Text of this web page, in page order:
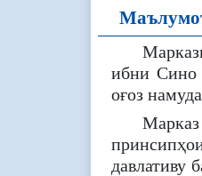
ибни Сино
оғоз
давлативу